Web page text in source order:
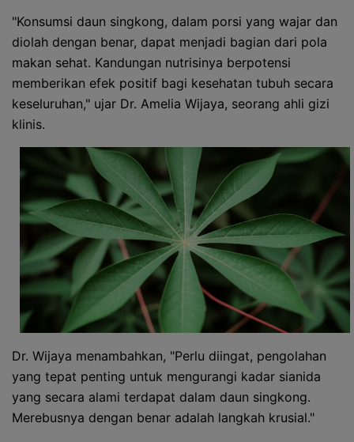
"Konsumsi daun singkong, dalam porsi yang wajar dan
diolah dengan benar, dapat menjadi bagian dari pola
makan sehat. Kandungan nutrisinya berpotensi
memberikan efek positif bagi kesehatan tubuh secara
keseluruhan," ujar Dr. Amelia Wijaya, seorang ahli gizi
klinis.
Dr. Wijaya menambahkan, "Perlu diingat, pengolahan
yang tepat penting untuk mengurangi kadar sianida
yang secara alami terdapat dalam daun singkong.
Merebusnya dengan benar adalah langkah krusial."